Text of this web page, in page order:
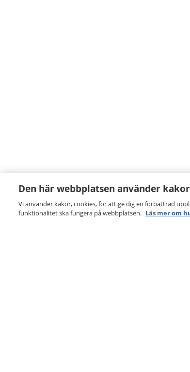
Den här webbplatsen använder kakor
Vi använder kakor, cookies, för att ge dig en förbättrad
funktionalitet ska fungera på webbplatsen. Läs mer om